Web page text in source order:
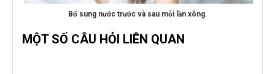
Bổ sung nước trước và sau mỗi lần xông.
MỘT SỐ CÂU HỎI LIÊN QUAN